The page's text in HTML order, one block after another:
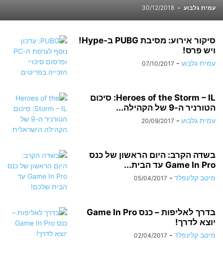
עמית גלבוע -
30/12/2018
סיקור אירוע: מסיבת PUBG ב-Hype!
ויש פרס!
עמית גלבוע -
07/10/2017
Heroes of the Storm – IL: סיכום
הטורניר ה-9 של הקהילה...
עמית גלבוע -
20/09/2017
בשדה הקרב: היום הראשון של כנס
Game In Pro עד הבית...
מיטב קלינפלד -
05/04/2017
בדרך לאליפות – כנס Game In Pro
יוצא לדרך!
מיטב קלינפלד -
02/04/2017